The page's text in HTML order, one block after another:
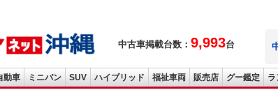
中古車掲載台数： 9,993台
動車 ミニバン SUV ハイブリッド 福祉車両 販売店 グー鑑定 ラ